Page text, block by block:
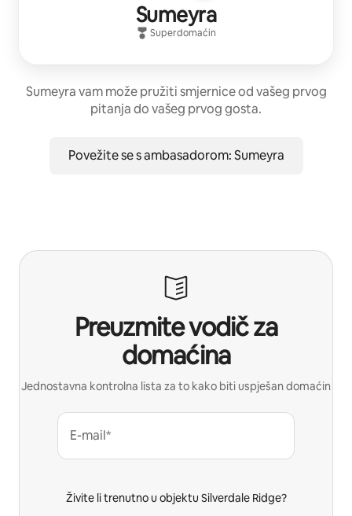
Sumeyra
Superdomaćin
Sumeyra vam može pružiti smjernice od vašeg prvog
pitanja do vašeg prvog gosta.
Povežite se s ambasadorom: Sumeyra
Preuzmite vodič za
domaćina
Jednostavna kontrolna lista za to kako biti uspješan domaćin
E-mail*
Živite li trenutno u objektu Silverdale Ridge?